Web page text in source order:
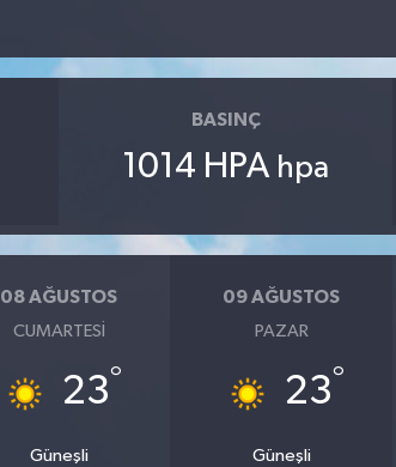
BASINÇ
1014 HPA hpa
08 AĞUSTOS
CUMARTESI
23°
Güneşli
09 AĞUSTOS
PAZAR
23°
Güneşli